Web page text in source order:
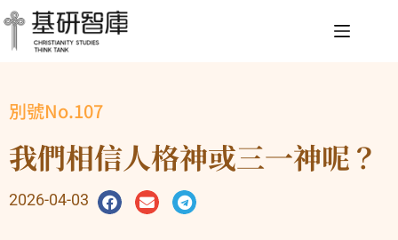
別號No.107
我們相信人格神或三一神呢？
2026-04-03